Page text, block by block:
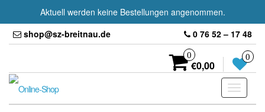
Skip
shop@sz-breitnau.de 0 76 52 – 17 48
0
€0,00
0
Toggle
Aktuell werden keine Bestellungen angenommen.